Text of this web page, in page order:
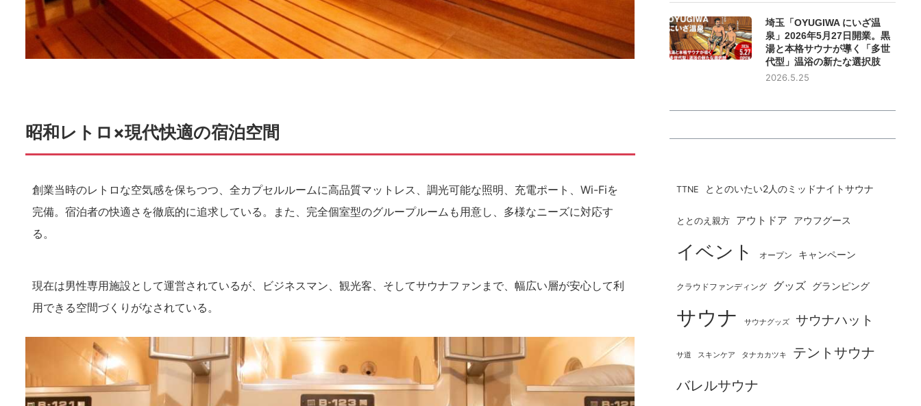
昭和レトロ×現代快適の宿泊空間
創業当時のレトロな空気感を保ちつつ、全カプセルルームに高品質マットレス、調光可能な照明、充電ポート、Wi-Fiを
完備。宿泊者の快適さを徹底的に追求している。また、完全個室型のグループルームも用意し、多様なニーズに対応す
る。
現在は男性専用施設として運営されているが、ビジネスマン、観光客、そしてサウナファンまで、幅広い層が安心して利
用できる空間づくりがなされている。
埼玉「OYUGIWA にいざ温
泉」2026年5月27日開業。黒
湯と本格サウナが導く「多世
代型」温浴の新たな選択肢
2026.5.25
TTNE ととのいたい2人のミッドナイトサウナ
ととのえ親方 アウトドア アウフグース
イベント オープン キャンペーン
クラウドファンディング グッズ グランピング
サウナ サウナグッズ サウナハット
サ道 スキンケア タナカカツキ
テントサウナ
バレルサウナ